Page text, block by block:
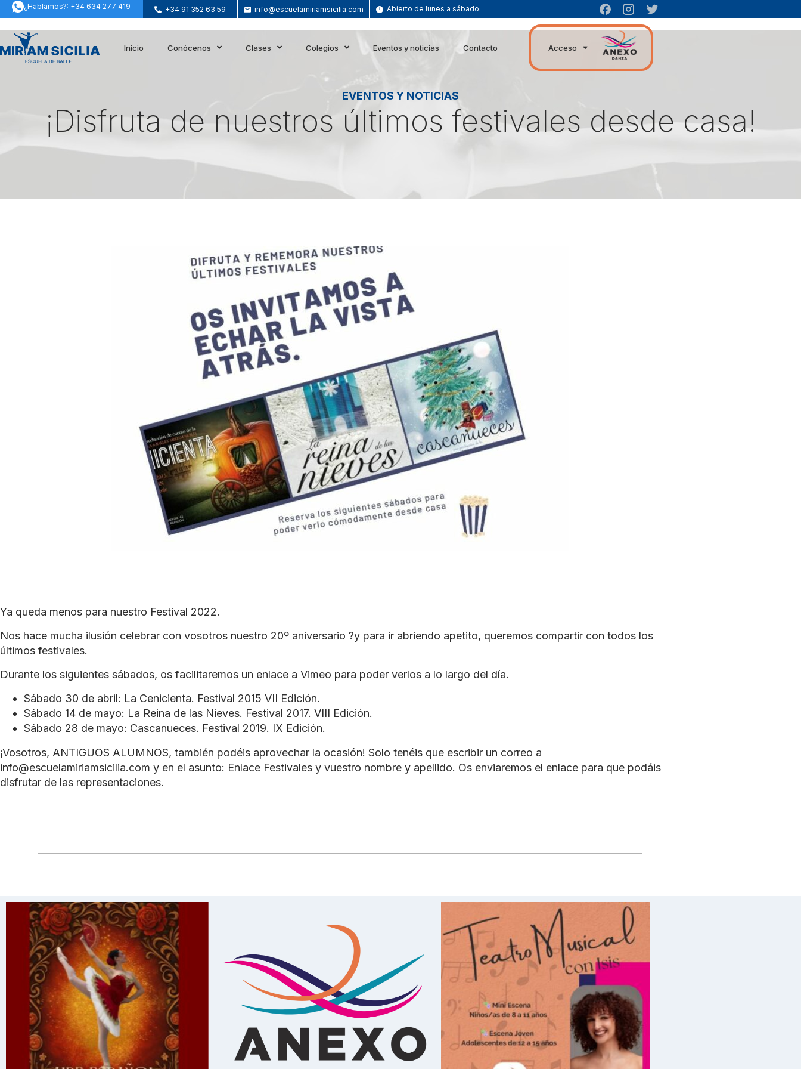
¿Hablamos?: +34 634 277 419 +34 91 352 63 59 info@escuelamiriamsicilia.com Abierto de lunes a sábado.
Inicio Conócenos Clases Colegios Eventos y noticias Contacto Acceso
EVENTOS Y NOTICIAS
¡Disfruta de nuestros últimos festivales desde casa!
Ya queda menos para nuestro Festival 2022.
Nos hace mucha ilusión celebrar con vosotros nuestro 20º aniversario ?y para ir abriendo apetito, queremos compartir con todos los
últimos festivales.
Durante los siguientes sábados, os facilitaremos un enlace a Vimeo para poder verlos a lo largo del día.
Sábado 30 de abril: La Cenicienta. Festival 2015 VII Edición.
Sábado 14 de mayo: La Reina de las Nieves. Festival 2017. VIII Edición.
Sábado 28 de mayo: Cascanueces. Festival 2019. IX Edición.
¡Vosotros, ANTIGUOS ALUMNOS, también podéis aprovechar la ocasión! Solo tenéis que escribir un correo a
info@escuelamiriamsicilia.com y en el asunto: Enlace Festivales y vuestro nombre y apellido. Os enviaremos el enlace para que podáis
disfrutar de las representaciones.